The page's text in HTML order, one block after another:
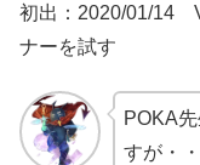
初出：2020/01/14
ナーを試す
POKA先
すが・・